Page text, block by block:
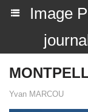
Image
Yvan MARCOU